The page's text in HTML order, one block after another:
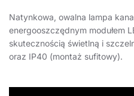
Natynkowa, owalna lampa
energooszczędnym modułem
skutecznością świetlną i
oraz IP40 (montaż sufitowy).